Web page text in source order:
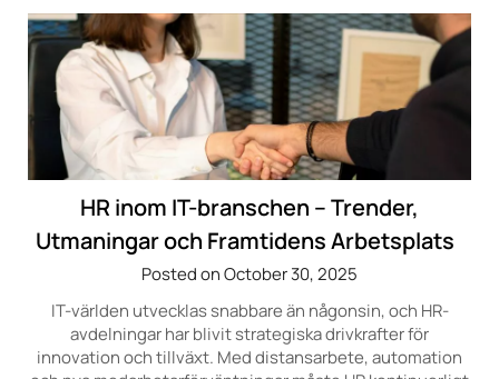
HR inom IT-branschen – Trender,
Utmaningar och Framtidens Arbetsplats
Posted on October 30, 2025
IT-världen utvecklas snabbare än någonsin, och HR-
avdelningar har blivit strategiska drivkrafter för
innovation och tillväxt. Med distansarbete, automation